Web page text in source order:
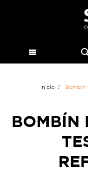
Inicio Bombín
BOMBÍN